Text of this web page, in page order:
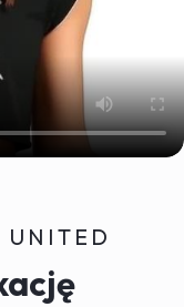
UNITED